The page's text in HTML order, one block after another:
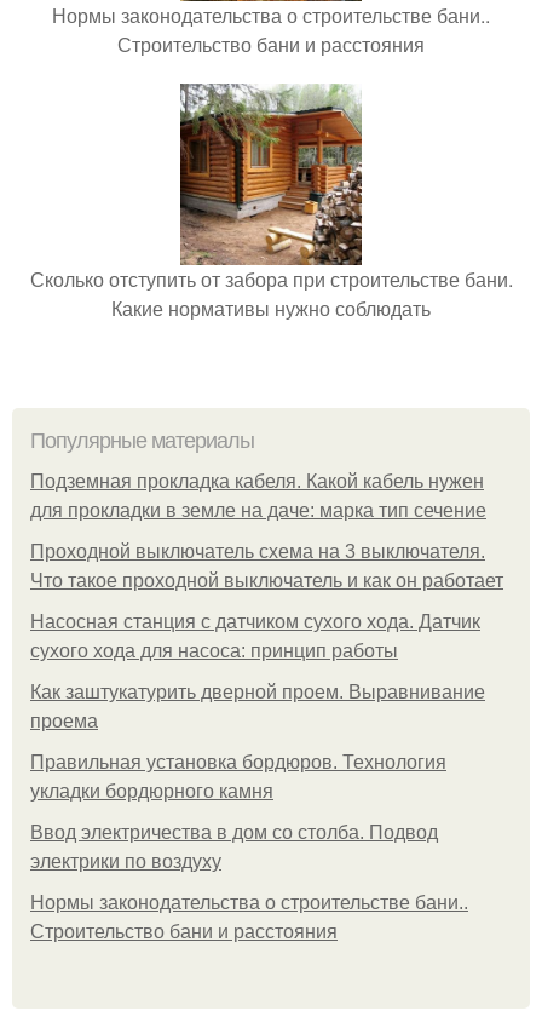
Нормы законодательства о строительстве бани..
Строительство бани и расстояния
Сколько отступить от забора при строительстве бани.
Какие нормативы нужно соблюдать
Популярные материалы
Подземная прокладка кабеля. Какой кабель нужен
для прокладки в земле на даче: марка тип сечение
Проходной выключатель схема на 3 выключателя.
Что такое проходной выключатель и как он работает
Насосная станция с датчиком сухого хода. Датчик
сухого хода для насоса: принцип работы
Как заштукатурить дверной проем. Выравнивание
проема
Правильная установка бордюров. Технология
укладки бордюрного камня
Ввод электричества в дом со столба. Подвод
электрики по воздуху
Нормы законодательства о строительстве бани..
Строительство бани и расстояния